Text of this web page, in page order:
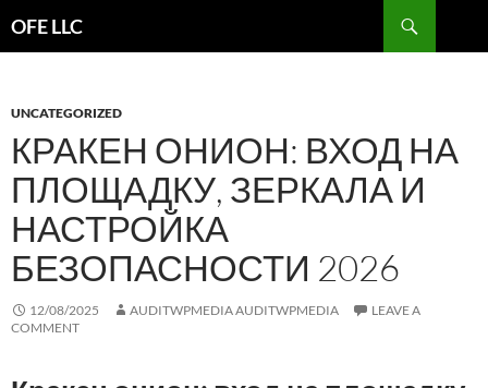
OFE LLC
UNCATEGORIZED
КРАКЕН ОНИОН: ВХОД НА
ПЛОЩАДКУ, ЗЕРКАЛА И
НАСТРОЙКА
БЕЗОПАСНОСТИ 2026
12/08/2025 AUDITWPMEDIA AUDITWPMEDIA
LEAVE A
COMMENT